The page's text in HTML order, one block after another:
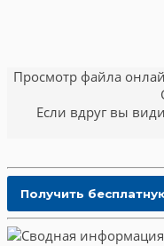
Просмотр файла
Если вдруг вы